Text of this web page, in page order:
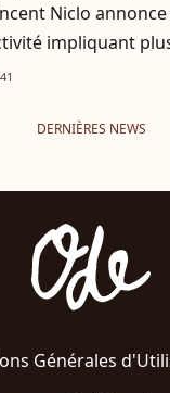
Niclo
impliquant
DERNIÈRES NEWS
Générales